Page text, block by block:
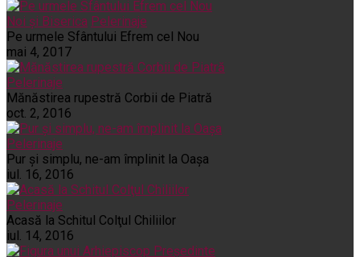
Noi și Biserica Pelerinaje
Pe urmele Sfântului Efrem cel Nou
mai 4, 2017
Pelerinaje
Mănăstirea rupestră Corbii de Piatră
oct. 2, 2016
Pelerinaje
Pur şi simplu, ne-am împlinit la Oaşa
iul. 16, 2016
Pelerinaje
Acasă la Schitul Colţul Chiliilor
iul. 14, 2016